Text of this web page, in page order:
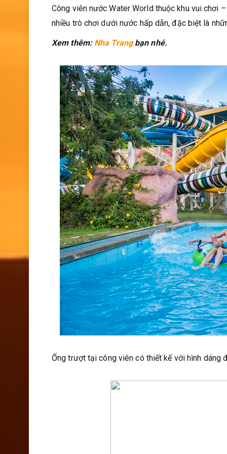
Công viên nước Water World thuộc khu vui chơi
nhiều trò chơi dưới nước hấp dẫn, đặc biệt là
Xem thêm: Nha Trangbạn nhé.
Ống trượt tại công viên có thiết kế với hình dáng